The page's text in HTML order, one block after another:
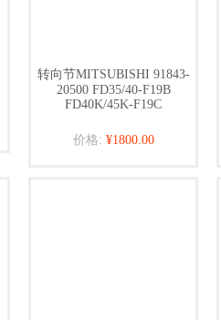
转向节MITSUBISHI 91843-
20500 FD35/40-F19B
FD40K/45K-F19C
价格: ¥1800.00